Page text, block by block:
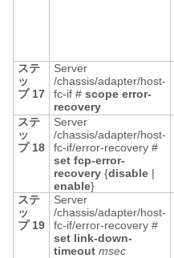
ステ
ッ
プ 17
Server
/chassis/adapter/host-
fc-if # scope error-
recovery
ステ
ッ
プ 18
Server
/chassis/adapter/host-
fc-if/error-recovery #
set fcp-error-
recovery {disable |
enable}
ステ
ッ
プ 19
Server
/chassis/adapter/host-
fc-if/error-recovery #
set link-down-
timeout msec